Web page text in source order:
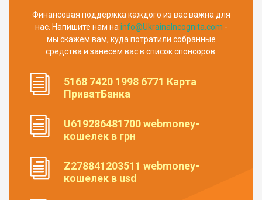
Финансовая поддержка каждого из вас важна для
нас. Напишите нам на info@UkrainaIncognita.com -
мы скажем вам, куда потратили собранные
средства и занесем вас в список спонсоров.
5168 7420 1998 6771 Карта
ПриватБанка
U619286481700 webmoney-
кошелек в грн
Z278841203511 webmoney-
кошелек в usd